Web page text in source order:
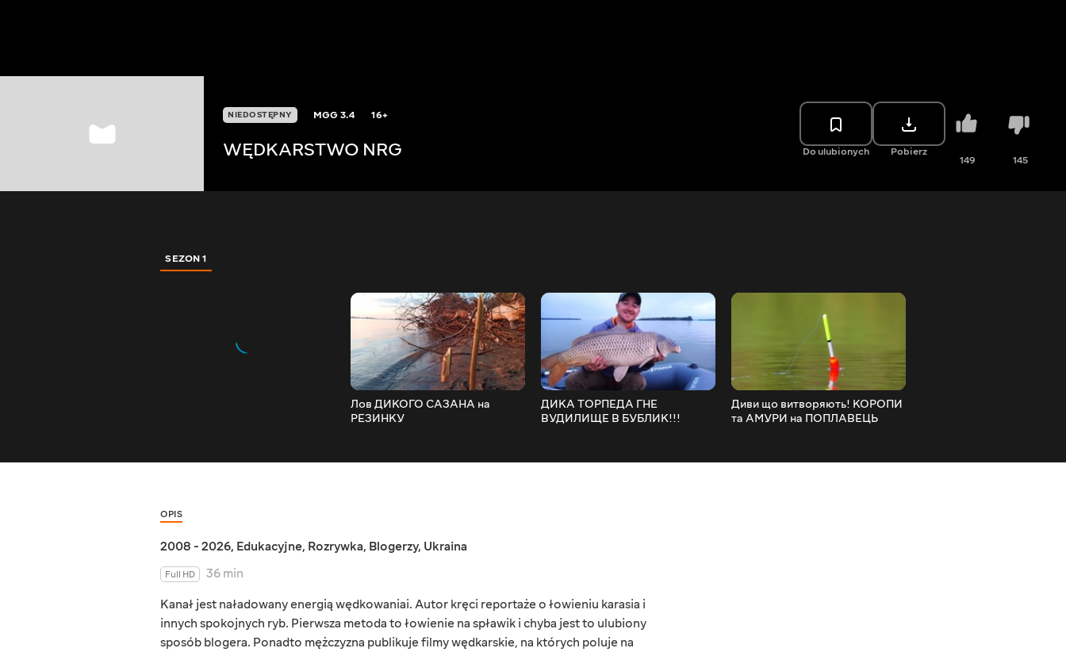
NIEDOSTĘPNY MGG3.4 16+
WĘDKARSTWO NRG Do ulubionych Pobierz
149 145
SEZON 1
Лов ДИКОГО САЗАНА на
РЕЗИНКУ
ДИКА ТОРПЕДА ГНЕ
ВУДИЛИЩЕ В БУБЛИК!!!
Диви що витворяють! КОРОПИ
та АМУРИ на ПОПЛАВЕЦЬ
OPIS
2008 - 2026, Edukacyjne, Rozrywka, Blogerzy, Ukraina
Full HD
36 min
Kanał jest naładowany energią wędkowaniai. Autor kręci reportaże o łowieniu karasia i
innych spokojnych ryb. Pierwsza metoda to łowienie na spławik i chyba jest to ulubiony
sposób blogera. Ponadto mężczyzna publikuje filmy wędkarskie, na których poluje na